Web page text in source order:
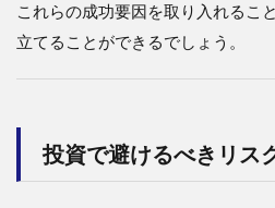
これらの成功要因を取り入れるこ
立てることができるでしょう。
投資で避けるべきリス